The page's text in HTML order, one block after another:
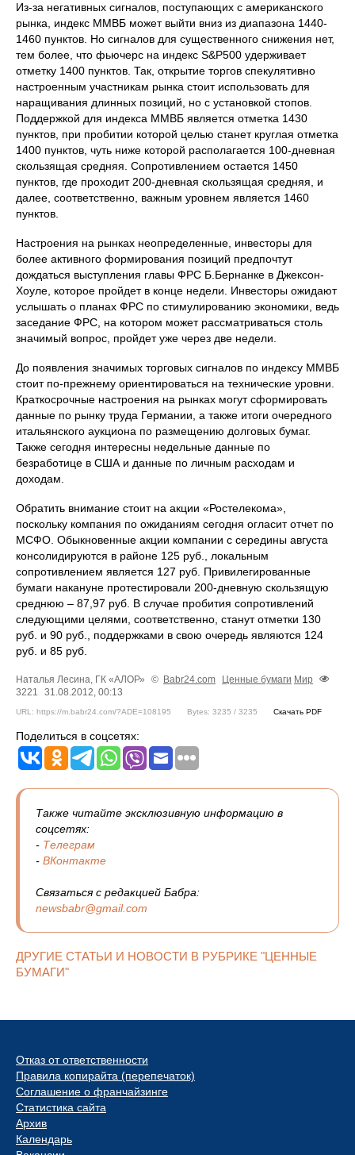
Из-за негативных сигналов, поступающих с американского
рынка, индекс ММВБ может выйти вниз из диапазона 1440-
1460 пунктов. Но сигналов для существенного снижения нет,
тем более, что фьючерс на индекс S&P500 удерживает
отметку 1400 пунктов. Так, открытие торгов спекулятивно
настроенным участникам рынка стоит использовать для
наращивания длинных позиций, но с установкой стопов.
Поддержкой для индекса ММВБ является отметка 1430
пунктов, при пробитии которой целью станет круглая отметка
1400 пунктов, чуть ниже которой располагается 100-дневная
скользящая средняя. Сопротивлением остается 1450
пунктов, где проходит 200-дневная скользящая средняя, и
далее, соответственно, важным уровнем является 1460
пунктов.
Настроения на рынках неопределенные, инвесторы для
более активного формирования позиций предпочтут
дождаться выступления главы ФРС Б.Бернанке в Джексон-
Хоуле, которое пройдет в конце недели. Инвесторы ожидают
услышать о планах ФРС по стимулированию экономики, ведь
заседание ФРС, на котором может рассматриваться столь
значимый вопрос, пройдет уже через две недели.
До появления значимых торговых сигналов по индексу ММВБ
стоит по-прежнему ориентироваться на технические уровни.
Краткосрочные настроения на рынках могут сформировать
данные по рынку труда Германии, а также итоги очередного
итальянского аукциона по размещению долговых бумаг.
Также сегодня интересны недельные данные по
безработице в США и данные по личным расходам и
доходам.
Обратить внимание стоит на акции «Ростелекома»,
поскольку компания по ожиданиям сегодня огласит отчет по
МСФО. Обыкновенные акции компании с середины августа
консолидируются в районе 125 руб., локальным
сопротивлением является 127 руб. Привилегированные
бумаги накануне протестировали 200-дневную скользящую
среднюю – 87,97 руб. В случае пробития сопротивлений
следующими целями, соответственно, станут отметки 130
руб. и 90 руб., поддержками в свою очередь являются 124
руб. и 85 руб.
Наталья Лесина, ГК «АЛОР» © Babr24.com Ценные бумаги Мир
3221
31.08.2012, 00:13
URL: https://m.babr24.com/?ADE=108195 Bytes: 3235 / 3235 Скачать PDF
Поделиться в соцсетях:
Также читайте эксклюзивную информацию в
соцсетях:
- Телеграм
- ВКонтакте
Связаться с редакцией Бабра:
newsbabr@gmail.com
ДРУГИЕ СТАТЬИ И НОВОСТИ В РУБРИКЕ "ЦЕННЫЕ
БУМАГИ"
Отказ от ответственности
Правила копирайта (перепечаток)
Соглашение о франчайзинге
Статистика сайта
Архив
Календарь